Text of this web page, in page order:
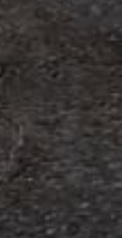
svenskt företag
Detta förvärv